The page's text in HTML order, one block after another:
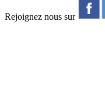
Rejoignez nous sur